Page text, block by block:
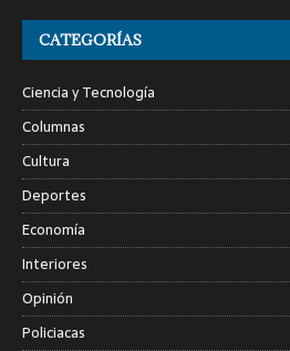
CATEGORÍAS
Ciencia y Tecnología
Columnas
Cultura
Deportes
Economía
Interiores
Opinión
Policiacas